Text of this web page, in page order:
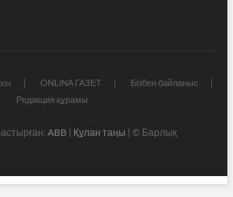
ONLINA ГАЗЕТ
Бізбен байланыс
Редакция құрамы
ABB | Құлан таңы | © Барлық